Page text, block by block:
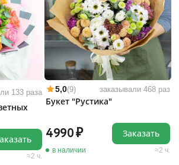
133 раза
2 ч.
5,0(9) заказывали 468 раз
Букет "Рустика"
4990
в наличии 2 ч.
Заказать